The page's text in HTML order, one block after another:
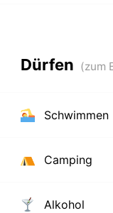
Dürfen
Schwimmen
Camping
Alkohol